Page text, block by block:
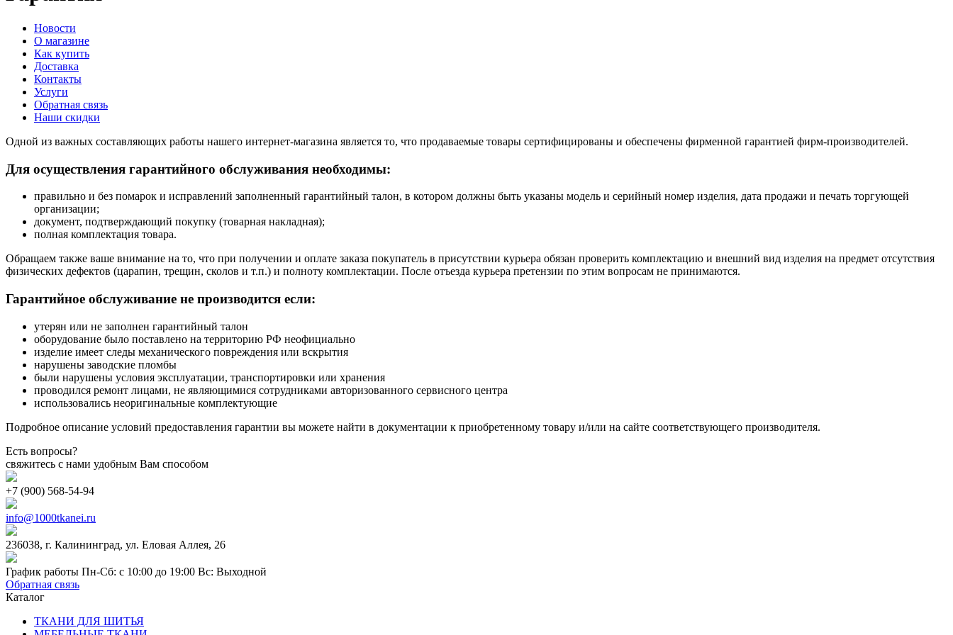
Новости
О магазине
Как купить
Доставка
Контакты
Услуги
Обратная связь
Наши скидки
Одной из важных составляющих работы нашего интернет-магазина является то, что продаваемые товары сертифицированы и обеспечены фирменной гарантией фирм-производителей.
Для осуществления гарантийного обслуживания необходимы:
правильно и без помарок и исправлений заполненный гарантийный талон, в котором должны быть указаны модель и серийный номер изделия, дата продажи и печать торгующей
организации;
документ, подтверждающий покупку (товарная накладная);
полная комплектация товара.
Обращаем также ваше внимание на то, что при получении и оплате заказа покупатель в присутствии курьера обязан проверить комплектацию и внешний вид изделия на предмет отсутствия
физических дефектов (царапин, трещин, сколов и т.п.) и полноту комплектации. После отъезда курьера претензии по этим вопросам не принимаются.
Гарантийное обслуживание не производится если:
утерян или не заполнен гарантийный талон
оборудование было поставлено на территорию РФ неофициально
изделие имеет следы механического повреждения или вскрытия
нарушены заводские пломбы
были нарушены условия эксплуатации, транспортировки или хранения
проводился ремонт лицами, не являющимися сотрудниками авторизованного сервисного центра
использовались неоригинальные комплектующие
Подробное описание условий предоставления гарантии вы можете найти в документации к приобретенному товару и/или на сайте соответствующего производителя.
Есть вопросы?
свяжитесь с нами удобным Вам способом
+7 (900) 568-54-94
info@1000tkanei.ru
236038, г. Калининград, ул. Еловая Аллея, 26
График работы Пн-Сб: с 10:00 до 19:00 Вс: Выходной
Обратная связь
Каталог
ТКАНИ ДЛЯ ШИТЬЯ